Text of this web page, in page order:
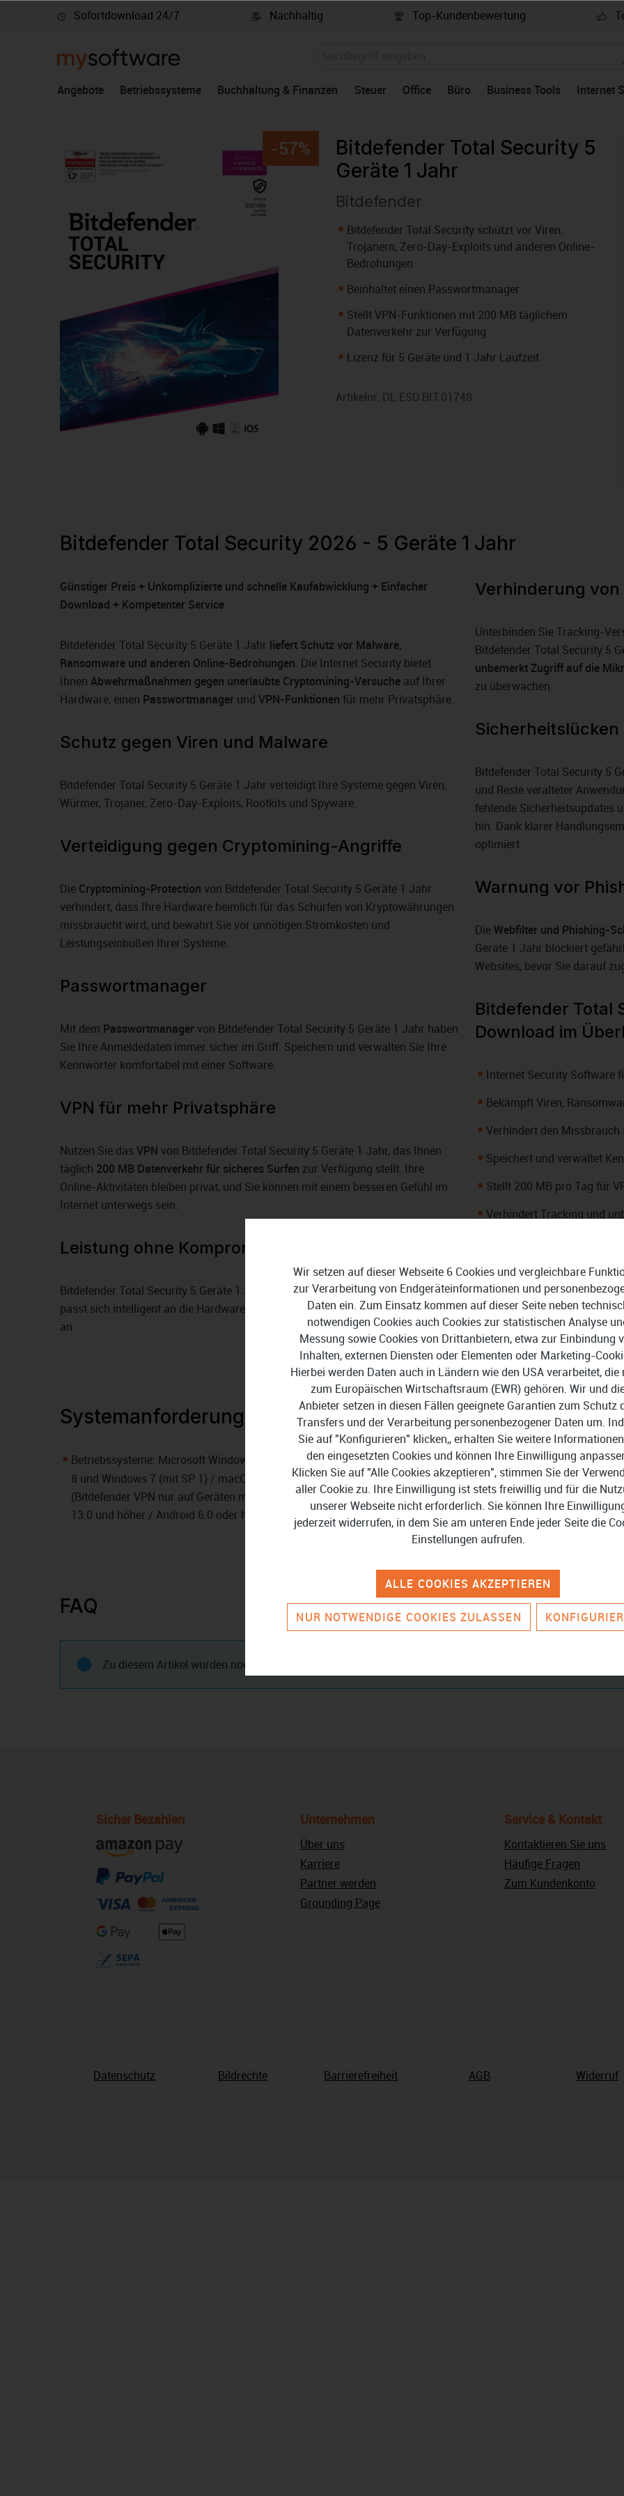
Zur Hauptnavigation springen
Sofortdownload 24/7 Nachhaltig Top-Kundenbewertung
Angebote Betriebssysteme Buchhaltung & Finanzen Steuer Office Büro Business Tools Internet
-57%
Bitdefender Total Security 5
Geräte 1 Jahr
Bitdefender
Bitdefender Total Security schützt vor Viren,
Trojanern, Zero-Day-Exploits und anderen Online-
Bedrohungen
Beinhaltet einen Passwortmanager
Stellt VPN-Funktionen mit 200 MB täglichem
Datenverkehr zur Verfügung
Lizenz für 5 Geräte und 1 Jahr Laufzeit
Artikelnr. DL.ESD.BIT.01748
Bitdefender Total Security 2026 - 5 Geräte 1 Jahr
Günstiger Preis + Unkomplizierte und schnelle Kaufabwicklung + Einfacher
Download + Kompetenter Service
Bitdefender Total Security 5 Geräte 1 Jahr liefert Schutz vor Malware,
Ransomware und anderen Online-Bedrohungen. Die Internet Security bietet
Ihnen Abwehrmaßnahmen gegen unerlaubte Cryptomining-Versuche auf Ihrer
Hardware, einen Passwortmanager und VPN-Funktionen für mehr Privatsphäre.
Schutz gegen Viren und Malware
Bitdefender Total Security 5 Geräte 1 Jahr verteidigt Ihre Systeme gegen Viren,
Würmer, Trojaner, Zero-Day-Exploits, Rootkits und Spyware.
Verteidigung gegen Cryptomining-Angriffe
Die Cryptomining-Protection von Bitdefender Total Security 5 Geräte 1 Jahr
verhindert, dass Ihre Hardware heimlich für das Schürfen von Kryptowährungen
missbraucht wird, und bewahrt Sie vor unnötigen Stromkosten und
Leistungseinbußen Ihrer Systeme.
Passwortmanager
Mit dem Passwortmanager von Bitdefender Total Security 5 Geräte 1 Jahr haben
Sie Ihre Anmeldedaten immer sicher im Griff. Speichern und verwalten Sie Ihre
Kennwörter komfortabel mit einer Software.
VPN für mehr Privatsphäre
Nutzen Sie das VPN von Bitdefender Total Security 5 Geräte 1 Jahr, das Ihnen
täglich 200 MB Datenverkehr für sicheres Surfen zur Verfügung stellt. Ihre
Online-Aktivitäten bleiben privat, und Sie können mit einem besseren Gefühl im
Internet unterwegs sein.
Leistung ohne Kompromisse
Bitdefender Total Security 5 Geräte 1 Jahr arbeitetressourcenschonendund
passt sich intelligent an die Hardware- und Softwarekonfiguration Ihrer Systeme
an.
Verhinderung
Unterbinden Sie Tracking-
Bitdefender Total Security 5
unbemerkt Zugriff auf die
zu überwachen.
Bitdefender Total Security 5
und Reste veralteter
fehlende Sicherheitsupdates
hin. Dank klarer
optimiert.
Warnung vor
DieWebfilter und Phishing-
Geräte 1 Jahr blockiert
Websites, bevor Sie darauf
Bitdefender Total
Download im
Internet Security Software
Bekämpft Viren,
Verhindert den
Speichert und verwaltet
Stellt 200 MB pro Tag für
Verhindert Tracking und
Schwachstellen-Scanner
Blockiert gefährliche Links
Systemanforderungen
Betriebssysteme: Microsoft Windows 11, Windows 10, Windows 8.1, Windows
8 und Windows 7 (mit SP 1) / macOS X Yosemite 10.10 oder höher
(Bitdefender VPN nur auf Geräten mit macOS Sierra 10.12 oder höher) / iOS
13.0 und höher / Android 6.0 oder höher
Arbeitsspeicher: 2,5 GB
Festplatte: 2,5 GB
Sonstiges:
FAQ
Zu diesem Artikel wurden noch keine Fragen gestellt.
Sicher Bezahlen Unternehmen
Über uns
Karriere
Partner werden
Grounding Page
Service & Kontakt
Kontaktieren Sie uns
Häufige Fragen
Zum Kundenkonto
Datenschutz Bildrechte Barrierefreiheit AGB Widerruf
Wir setzen auf dieser Webseite 6 Cookies und vergleichbare
zur Verarbeitung von Endgeräteinformationen und
Daten ein. Zum Einsatz kommen auf dieser Seite neben
notwendigen Cookies auch Cookies zur statistischen Analyse
Messung sowie Cookies von Drittanbietern, etwa zur Einbindung
Inhalten, externen Diensten oder Elementen oder Marketing-
Hierbei werden Daten auch in Ländern wie den USA verarbeitet, die
zum Europäischen Wirtschaftsraum (EWR) gehören. Wir und
Anbieter setzen in diesen Fällen geeignete Garantien zum Schutz
Transfers und der Verarbeitung personenbezogener Daten um.
Sie auf "Konfigurieren" klicken,, erhalten Sie weitere
den eingesetzten Cookies und können Ihre Einwilligung
Klicken Sie auf "Alle Cookies akzeptieren", stimmen Sie der
aller Cookie zu. Ihre Einwilligung ist stets freiwillig und für die
unserer Webseite nicht erforderlich. Sie können Ihre
jederzeit widerrufen, in dem Sie am unteren Ende jeder Seite die
Einstellungen aufrufen.
NUR NOTWENDIGE COOKIES ZULASSEN
ALLE COOKIES AKZEPTIEREN